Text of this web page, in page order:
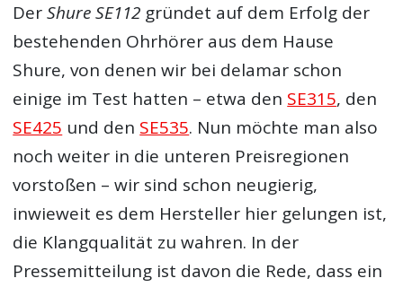
DerShure SE112 gründet auf dem Erfolg der
bestehenden Ohrhörer aus dem Hause
Shure, von denen wir bei delamar schon
einige im Test hatten – etwa den SE315, den
SE425 und den SE535. Nun möchte man also
noch weiter in die unteren Preisregionen
vorstoßen – wir sind schon neugierig,
inwieweit es dem Hersteller hier gelungen ist,
die Klangqualität zu wahren. In der
Pressemitteilung ist davon die Rede, dass ein